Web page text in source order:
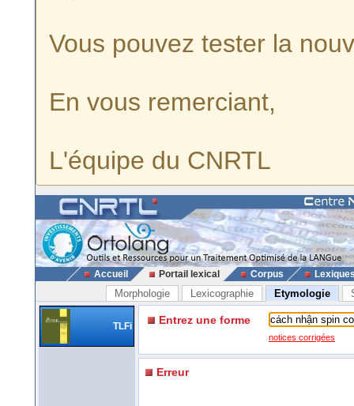
Vous pouvez tester la
En vous remerciant,
L'équipe du CNRTL
Accueil Portail lexical Corpus
Morphologie Lexicographie Etymologie
TLFi Entrez une forme
notices corrigées
Erreur